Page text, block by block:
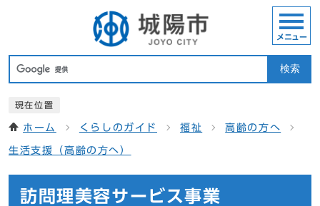
検索
メニュー
現在位置
ホーム くらしのガイド 福祉 高齢の方へ
生活支援（高齢の方へ）
訪問理美容サービス事業